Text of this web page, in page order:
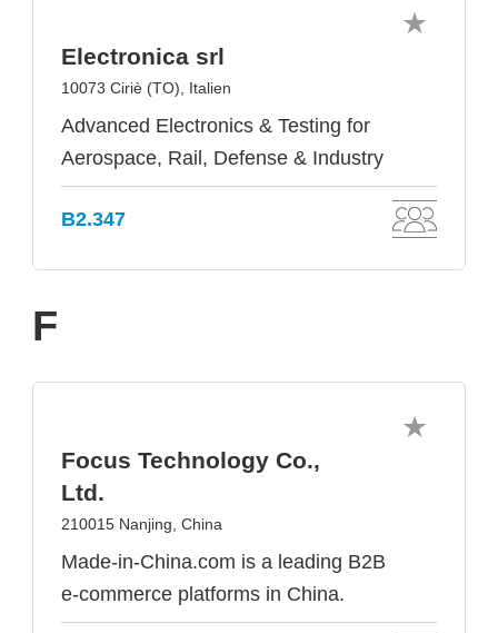
Electronica srl
10073 Ciriè (TO), Italien
Advanced Electronics & Testing for
Aerospace, Rail, Defense & Industry
B2.347
F
Focus Technology Co.,
Ltd.
210015 Nanjing, China
Made-in-China.com is a leading B2B
e-commerce platforms in China.